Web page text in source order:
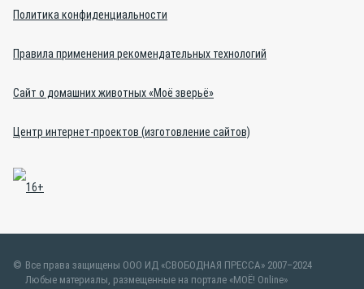
Политика конфиденциальности
Правила применения рекомендательных технологий
Сайт о домашних животных «Моё зверьё»
Центр интернет-проектов (изготовление сайтов)
Все права защищены ООО ИД «СВОБОДНАЯ ПРЕССА» 2007–2024
Любые материалы, размещенные на портале «МОЁ! Online»